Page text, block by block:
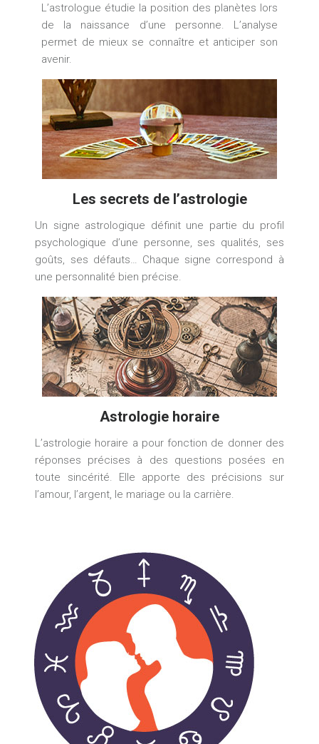
L’astrologue étudie la position des planètes lors
de la naissance d’une personne. L’analyse
permet de mieux se connaître et anticiper son
avenir.
Les secrets de l’astrologie
Un signe astrologique définit une partie du profil
psychologique d’une personne, ses qualités, ses
goûts, ses défauts… Chaque signe correspond à
une personnalité bien précise.
Astrologie horaire
L’astrologie horaire a pour fonction de donner des
réponses précises à des questions posées en
toute sincérité. Elle apporte des précisions sur
l’amour, l’argent, le mariage ou la carrière.